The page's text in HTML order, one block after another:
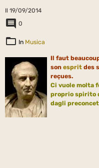
Il 19/09/2014
0
In Musica
Il faut
son esprit des
reçues.
Ci vuole molta
proprio spirito
dagli